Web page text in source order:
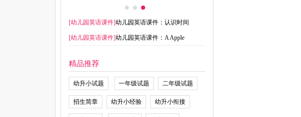
[幼儿园英语课件]幼儿园英语课件：认识时间
[幼儿园英语课件]幼儿园英语课件：A Apple
精品推荐
幼升小试题 一年级试题 二年级试题
招生简章 幼升小经验 幼升小衔接